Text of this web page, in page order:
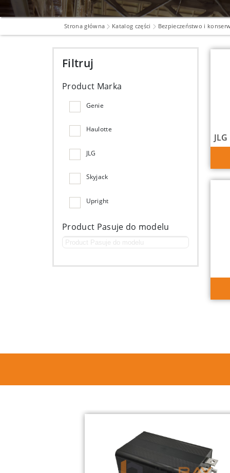
Strona główna Katalog części Bezpieczeństwo i
Filtruj
Product Marka
Genie
Haulotte
JLG
Skyjack
Upright
Product Pasuje do modelu